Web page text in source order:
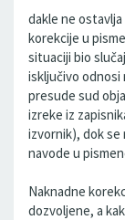
dakle ne
korekcije u
situaciji bio
isključivo odnosi
presude sud
izreke iz
izvornik), dok se
navode u
Naknadne
dozvoljene, a